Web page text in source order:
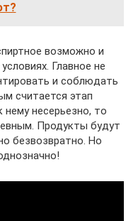
возможно и
Главное не
и соблюдать
считается этап
нему несерьезно, то
Продукты будут
безвозвратно. Но